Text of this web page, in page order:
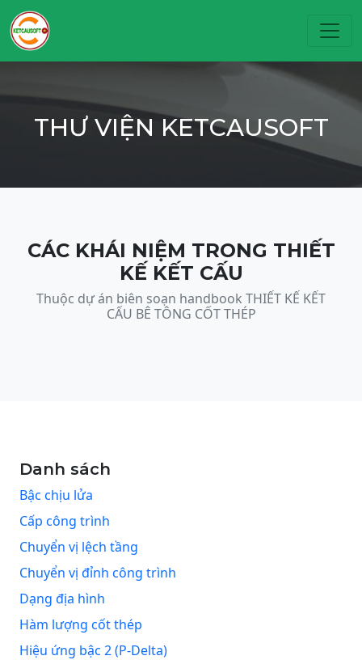
THƯ VIỆN KETCAUSOFT
CÁC KHÁI NIỆM TRONG THIẾT
KẾ KẾT CẤU
Thuộc dự án biên soạn handbook THIẾT KẾ KẾT
CẤU BÊ TÔNG CỐT THÉP
Danh sách
Bậc chịu lửa
Cấp công trình
Chuyển vị lệch tầng
Chuyển vị đỉnh công trình
Dạng địa hình
Hàm lượng cốt thép
Hiệu ứng bậc 2 (P-Delta)